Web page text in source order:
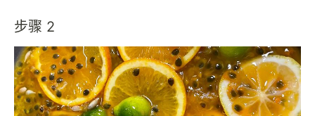
步骤 2